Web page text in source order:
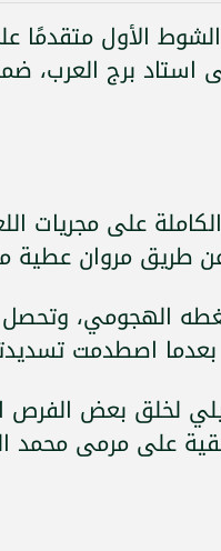
الأول متقدمًا
استاد برج العرب،
على مجريات
طريق مروان عطية
اصطدمت
لخلق بعض الفرص
على مرمى محمد